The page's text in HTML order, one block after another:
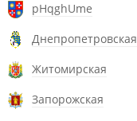
pHqghUme
Днепропетровская
Житомирская
Запорожская